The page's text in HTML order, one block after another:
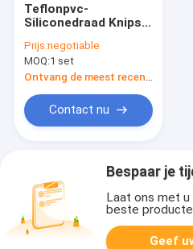
Teflonpvc-
Siliconedraad Knipsel
Machine Hoge
Productiviteit
Prijs:negotiable
MOQ:1 set
Contact nu
Bespaar je
Laat ons met
beste
Geef